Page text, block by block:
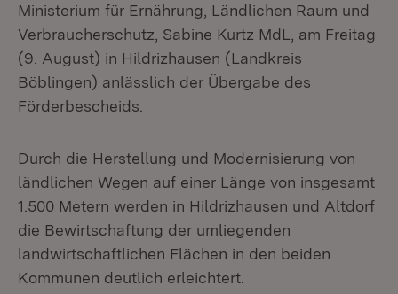
Ministerium für Ernährung, Ländlichen Raum und
Verbraucherschutz, Sabine Kurtz MdL, am Freitag
(9. August) in Hildrizhausen (Landkreis
Böblingen) anlässlich der Übergabe des
Förderbescheids.
Durch die Herstellung und Modernisierung von
ländlichen Wegen auf einer Länge von insgesamt
1.500 Metern werden in Hildrizhausen und Altdorf
die Bewirtschaftung der umliegenden
landwirtschaftlichen Flächen in den beiden
Kommunen deutlich erleichtert.